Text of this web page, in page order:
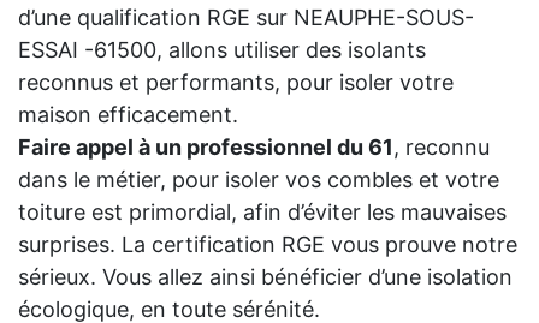
d’une qualification RGE sur NEAUPHE-SOUS-
ESSAI -61500, allons utiliser des isolants
reconnus et performants, pour isoler votre
maison efficacement.
Faire appel à un professionnel du 61, reconnu
dans le métier, pour isoler vos combles et votre
toiture est primordial, afin d’éviter les mauvaises
surprises. La certification RGE vous prouve notre
sérieux. Vous allez ainsi bénéficier d’une isolation
écologique, en toute sérénité.